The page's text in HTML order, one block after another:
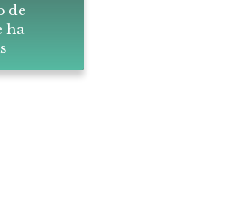
de
ha